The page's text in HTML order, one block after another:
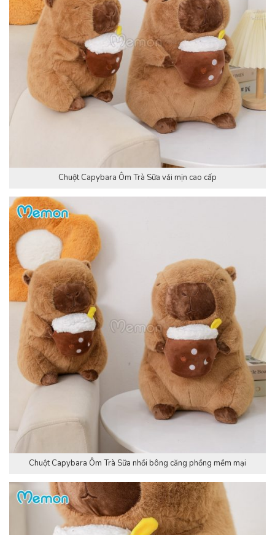
Chuột Capybara Ôm Trà Sữa vải mịn cao cấp
Chuột Capybara Ôm Trà Sữa nhồi bông căng phồng mềm mại